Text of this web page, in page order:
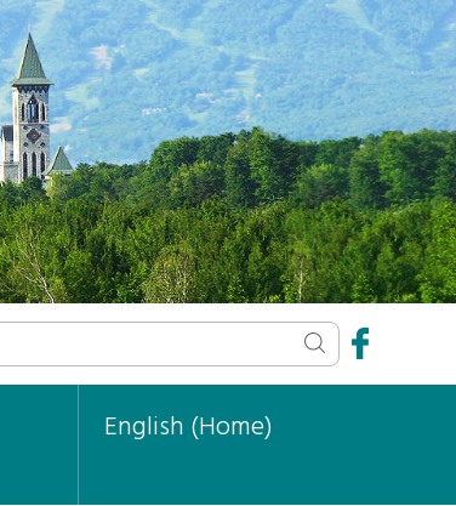
English (Home)